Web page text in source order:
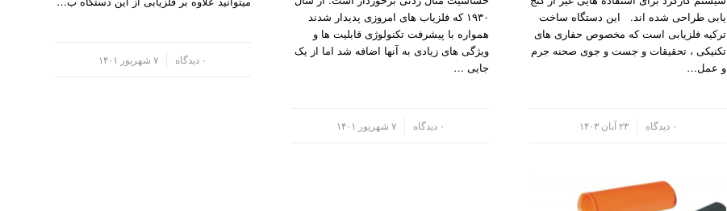
یابی طراحی شده اند. این دستگاه ساخت
ترکیه فلزیابی است که مخصوص حفاری های
تکنیکی ، تحقیقات و جست و جوی صحنه جرم
و عمل…
۰ دیدگاه ۲۳ آبان ۱۴۰۳
۱۹۳۰ که فلزیاب های امروزی پدیدار شدند
همواره با پیشرفت تکنولوژی قابلیت ها و
ویژگی های زیادی به آنها اضافه شد اما از یک
جایی …
۰ دیدگاه ۷ شهریور ۱۴۰۱
۰ دیدگاه ۷ شهریور ۱۴۰۱